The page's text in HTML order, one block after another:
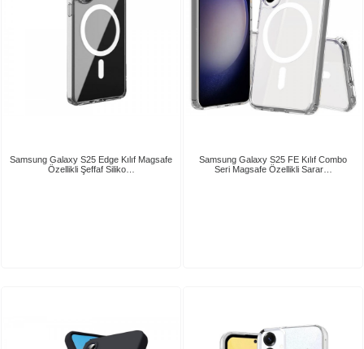
Samsung Galaxy S25 Edge Kılıf Magsafe
Özellikli Şeffaf Siliko…
Samsung Galaxy S25 FE Kılıf Combo
Seri Magsafe Özellikli Sarar…